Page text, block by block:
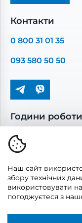
Промислова
Комплектуючі
Дверцята
Контакти
0 800 31 01 35
093 580 50 50
Години роботи
Сб-Нд: вихідні
Наш сайт
збору технічних
використовувати
погоджуєтеся з